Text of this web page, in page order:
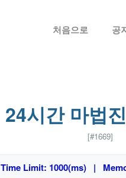
처음으로 공
24시간 마법
[#1669]
Time Limit: 1000(ms) |